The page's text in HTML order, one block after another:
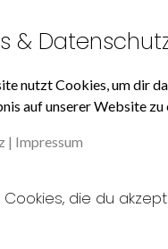
&
nutzt Cookies, um dir
auf unserer Website zu
| Impressum
die du